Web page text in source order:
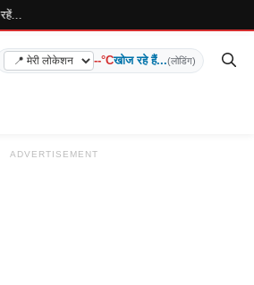
--°Cखोज रहे हैं...(लोडिंग)
ADVERTISEMENT